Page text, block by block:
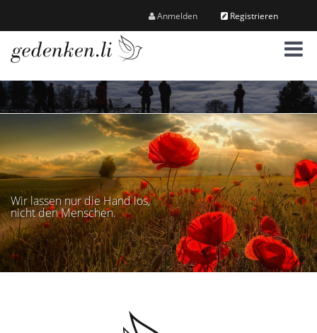
Anmelden Registrieren
M
e
n
ü
Wir lassen nur die Hand los,
nicht den Menschen.